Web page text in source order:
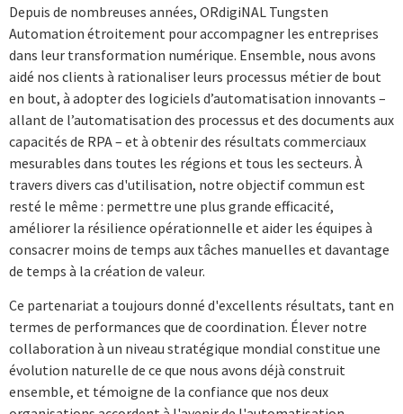
Depuis de nombreuses années, ORdigiNAL Tungsten
Automation étroitement pour accompagner les entreprises
dans leur transformation numérique. Ensemble, nous avons
aidé nos clients à rationaliser leurs processus métier de bout
en bout, à adopter des logiciels d’automatisation innovants –
allant de l’automatisation des processus et des documents aux
capacités de RPA – et à obtenir des résultats commerciaux
mesurables dans toutes les régions et tous les secteurs. À
travers divers cas d'utilisation, notre objectif commun est
resté le même : permettre une plus grande efficacité,
améliorer la résilience opérationnelle et aider les équipes à
consacrer moins de temps aux tâches manuelles et davantage
de temps à la création de valeur.
Ce partenariat a toujours donné d'excellents résultats, tant en
termes de performances que de coordination. Élever notre
collaboration à un niveau stratégique mondial constitue une
évolution naturelle de ce que nous avons déjà construit
ensemble, et témoigne de la confiance que nos deux